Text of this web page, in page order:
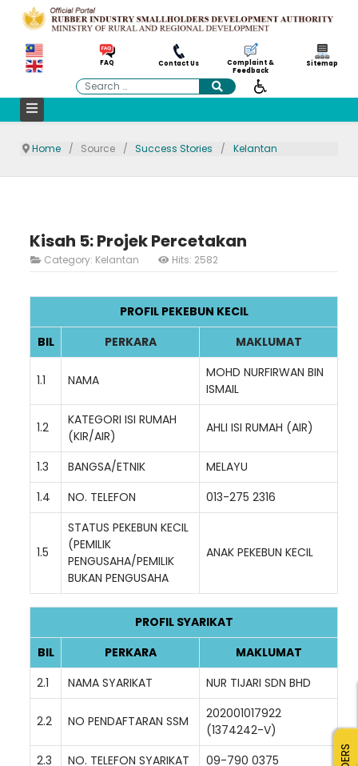
FAQ Contact Us
Complaint &
Feedback
Sitemap
Search
Home Source Success Stories Kelantan
Kisah 5: Projek Percetakan
Category: Kelantan Hits: 2582
PROFIL PEKEBUN KECIL
BIL
PERKARA MAKLUMAT
1.1 NAMA
MOHD NURFIRWAN BIN
ISMAIL
1.2
KATEGORI ISI RUMAH
(KIR/AIR)
AHLI ISI RUMAH (AIR)
1.3 BANGSA/ETNIK
MELAYU
1.4
NO. TELEFON 013-275 2316
1.5
STATUS PEKEBUN KECIL
(PEMILIK
PENGUSAHA/PEMILIK
BUKAN PENGUSAHA
ANAK PEKEBUN KECIL
PROFIL SYARIKAT
BIL
PERKARA
MAKLUMAT
2.1
NAMA SYARIKAT NUR TIJARI SDN BHD
2.2 NO PENDAFTARAN SSM
202001017922
(1374242-V)
2.3
NO. TELEFON SYARIKAT 09-790 0375